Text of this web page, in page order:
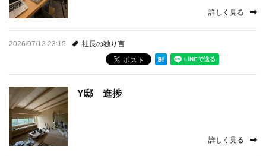
イベント情報
ブログ
詳しく見る
2026/07/13 23:15 社長の独り言
Y邸 進捗
詳しく見る